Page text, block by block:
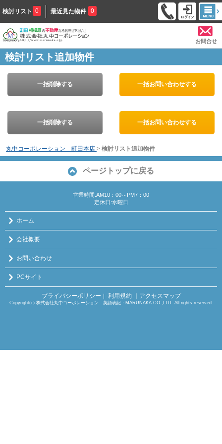
検討リスト 0 最近見た物件 0
お問合せ
検討リスト追加物件
一括削除する 一括お問い合わせする
一括削除する 一括お問い合わせする
丸中コーポレーション 町田本店 > 検討リスト追加物件
ページトップに戻る
営業時間:AM10：00～PM7：00
定休日:水曜日
ホーム
会社概要
お問い合わせ
PCサイト
プライバシーポリシー ｜ 利用規約 ｜アクセスマップ
Copyright(c) 株式会社丸中コーポレーション 英語表記：MARUNAKA CO.,LTD. All rights reserved.